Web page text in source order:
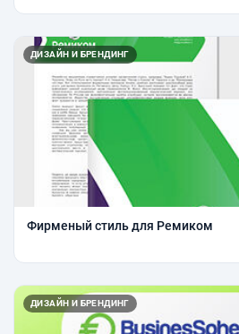
ДИЗАЙН И БРЕНДИНГ
Фирменый стиль для Ремиком
ДИЗАЙН И БРЕНДИНГ